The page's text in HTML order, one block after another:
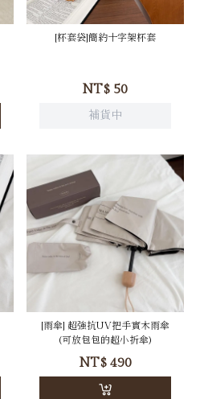
[杯套袋]簡約十字架杯套
NT$ 50
補貨中
[雨傘] 超強抗UV把手實木雨傘
(可放包包的超小折傘)
NT$490